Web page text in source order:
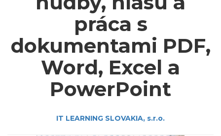
práca s
dokumentami PDF,
Word, Excel a
PowerPoint
IT LEARNING SLOVAKIA, s.r.o.